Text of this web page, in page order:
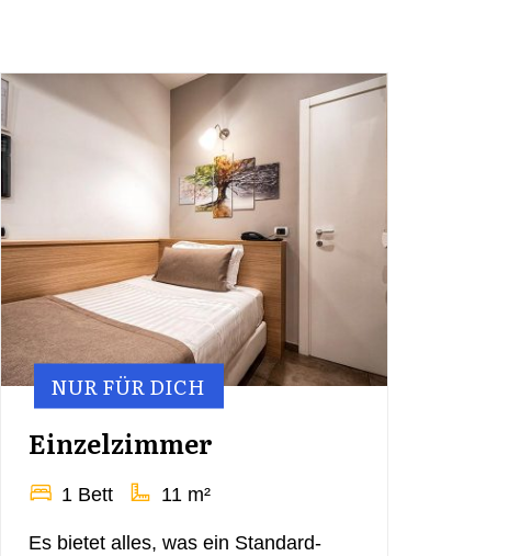
Einzelzimmer
1 Bett 11 m²
Es bietet alles, was ein Standard-
NUR FÜR DICH